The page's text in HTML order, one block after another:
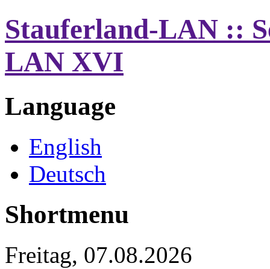
Stauferland-LAN ::
LAN XVI
Language
English
Deutsch
Shortmenu
Freitag, 07.08.2026